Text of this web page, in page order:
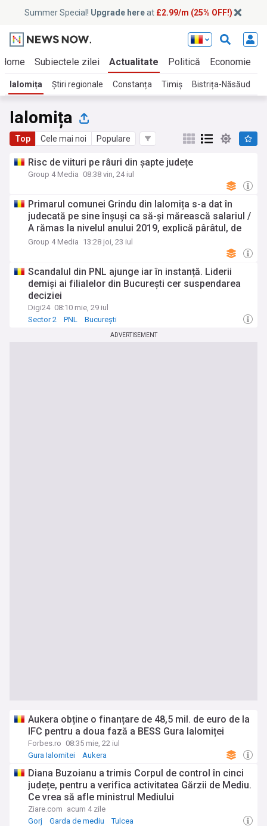
Summer Special! Upgrade hereat £2.99/m (25% OFF!)
Home Subiectele zilei Actualitate Politică Economie
Ialomița Știri regionale Constanța Timiș Bistrița-Năsăud
Ialomița
Top Cele mai noi Populare
Risc de viituri pe râuri din șapte județe
Group 4 Media 08:38 vin, 24 iul
Primarul comunei Grindu din Ialomița s-a dat în
judecată pe sine înșuși ca să-și mărească salariul /
A rămas la nivelul anului 2019, explică pârâtul, de
ce a inițiat acțiunea
Group 4 Media 13:28 joi, 23 iul
Scandalul din PNL ajunge iar în instanță. Liderii
demiși ai filialelor din București cer suspendarea
deciziei
Digi24 08:10 mie, 29 iul
Sector 2
PNL București
ADVERTISEMENT
Aukera obține o finanțare de 48,5 mil. de euro de la
IFC pentru a doua fază a BESS Gura Ialomiței
Forbes.ro 08:35 mie, 22 iul
Gura Ialomitei
Aukera
Diana Buzoianu a trimis Corpul de control în cinci
județe, pentru a verifica activitatea Gărzii de Mediu.
Ce vrea să afle ministrul Mediului
Ziare.com acum 4 zile
Gorj
Garda de mediu Tulcea